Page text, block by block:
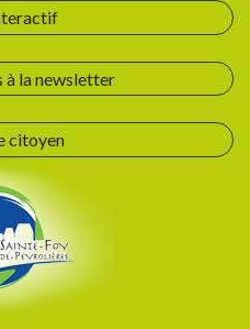
à la newsletter
citoyen